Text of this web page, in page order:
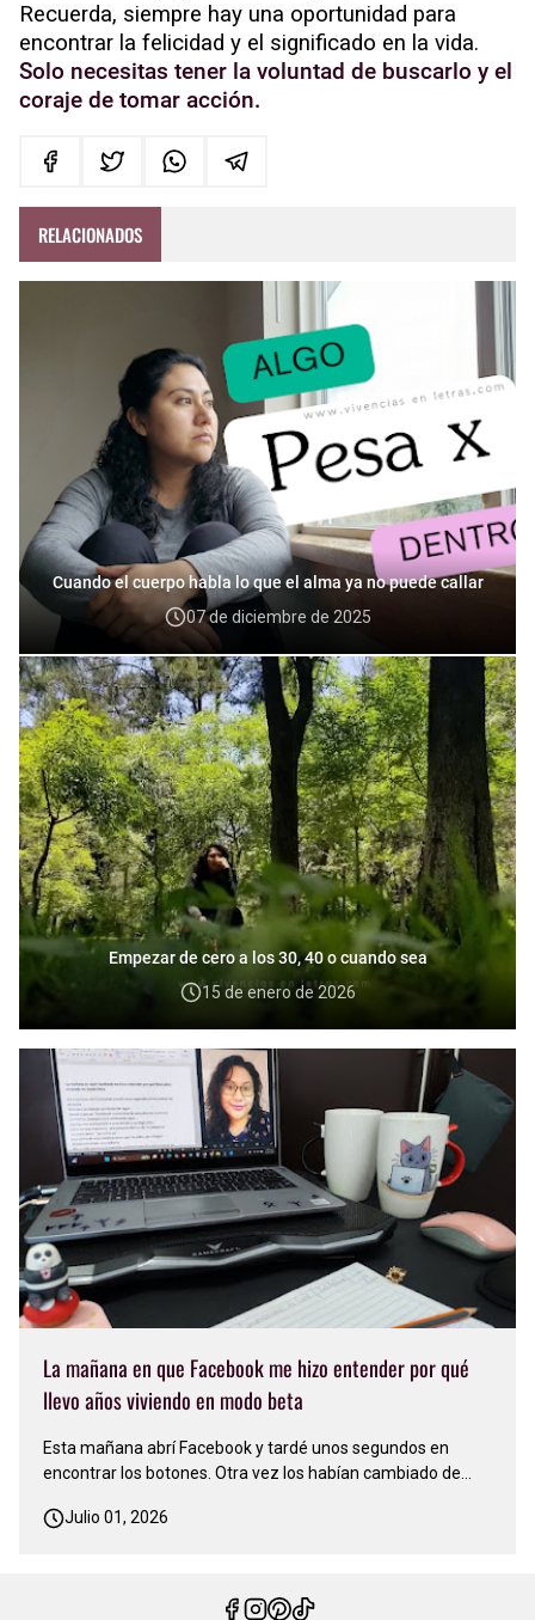
Recuerda, siempre hay una oportunidad para
encontrar la felicidad y el significado en la vida.
Solo necesitas tener la voluntad de buscarlo y el
coraje de tomar acción.
RELACIONADOS
Cuando el cuerpo habla lo que el alma ya no puede callar
07 de diciembre de 2025
Empezar de cero a los 30, 40 o cuando sea
15 de enero de 2026
La mañana en que Facebook me hizo entender por qué
llevo años viviendo en modo beta
Esta mañana abrí Facebook y tardé unos segundos en
encontrar los botones. Otra vez los habían cambiado de
nunca se conforma. Siempre está cambiando algo'…
Julio 01, 2026